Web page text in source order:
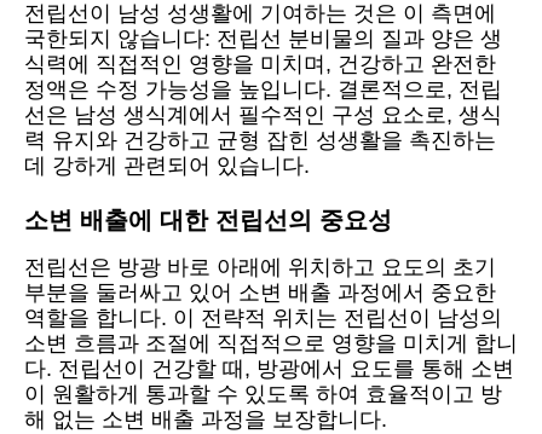
전립선이 남성 성생활에 기여하는 것은 이 측면에
국한되지 않습니다: 전립선 분비물의 질과 양은 생
식력에 직접적인 영향을 미치며, 건강하고 완전한
정액은 수정 가능성을 높입니다. 결론적으로, 전립
선은 남성 생식계에서 필수적인 구성 요소로, 생식
력 유지와 건강하고 균형 잡힌 성생활을 촉진하는
데 강하게 관련되어 있습니다.
소변 배출에 대한 전립선의 중요성
전립선은 방광 바로 아래에 위치하고 요도의 초기
부분을 둘러싸고 있어 소변 배출 과정에서 중요한
역할을 합니다. 이 전략적 위치는 전립선이 남성의
소변 흐름과 조절에 직접적으로 영향을 미치게 합니
다. 전립선이 건강할 때, 방광에서 요도를 통해 소변
이 원활하게 통과할 수 있도록 하여 효율적이고 방
해 없는 소변 배출 과정을 보장합니다.